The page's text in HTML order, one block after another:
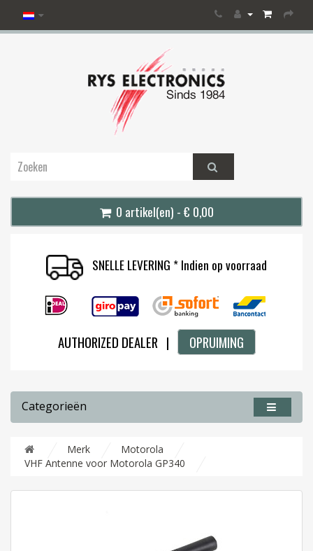
0 artikel(en) - € 0,00
SNELLE LEVERING * Indien op voorraad
AUTHORIZED DEALER | OPRUIMING
Categorieën
Merk
Motorola
VHF Antenne voor Motorola GP340